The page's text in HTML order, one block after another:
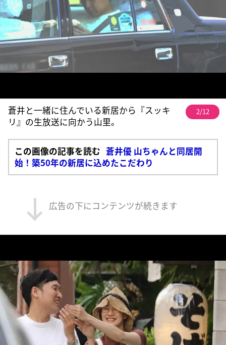
蒼井と一緒に住んでいる新居から『スッキ
リ』の生放送に向かう山里。
2/12
この画像の記事を読む 蒼井優 山ちゃんと同居開
始！築50年の新居に込めたこだわり
広告の下にコンテンツが続きます